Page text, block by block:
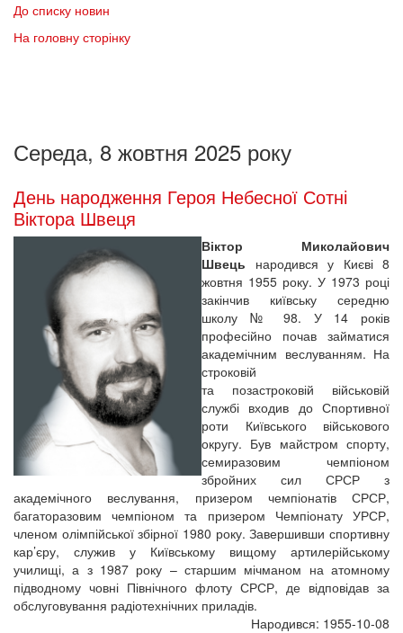
До списку новин
На головну сторінку
Середа, 8 жовтня 2025 року
День народження Героя Небесної Сотні
Віктора Швеця
Віктор Миколайович
Швець народився у Києві 8
жовтня 1955 року. У 1973 році
закінчив київську середню
школу № 98. У 14 років
професійно почав займатися
академічним веслуванням. На
строковій
та позастроковій військовій
службі входив до Спортивної
роти Київського військового
округу. Був майстром спорту,
семиразовим чемпіоном
збройних сил СРСР з
академічного веслування, призером чемпіонатів СРСР,
багаторазовим чемпіоном та призером Чемпіонату УРСР,
членом олімпійської збірної 1980 року. Завершивши спортивну
кар’єру, служив у Київському вищому артилерійському
училищі, а з 1987 року – старшим мічманом на атомному
підводному човні Північного флоту СРСР, де відповідав за
обслуговування радіотехнічних приладів.
Народився: 1955-10-08